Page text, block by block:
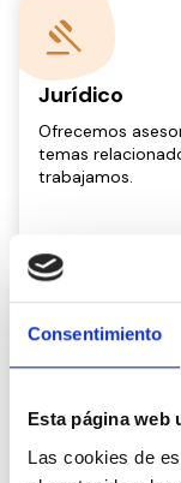
Consentimiento
Esta página web
Las cookies de
Jurídico
Ofrecemos
temas
trabajamos.
La integración
especial y la